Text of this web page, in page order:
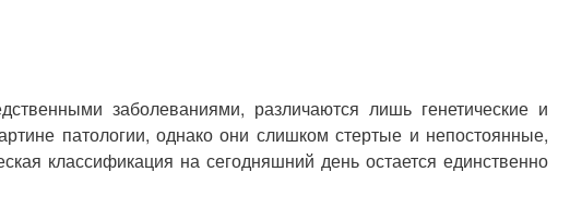
заболеваниями, различаются лишь генетические и
патологии, однако они слишком стертые и непостоянные,
классификация на сегодняшний день остается единственно